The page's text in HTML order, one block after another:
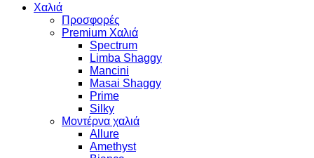
Χαλιά
Προσφορές
Premium Χαλιά
Spectrum
Limba Shaggy
Mancini
Masai Shaggy
Prime
Silky
Μοντέρνα χαλιά
Allure
Amethyst